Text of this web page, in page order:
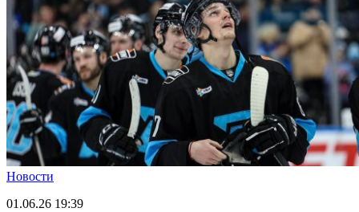
Новости
01.06.26 19:39